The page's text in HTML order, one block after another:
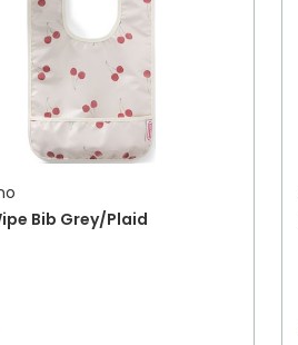
Bib Grey/Plaid